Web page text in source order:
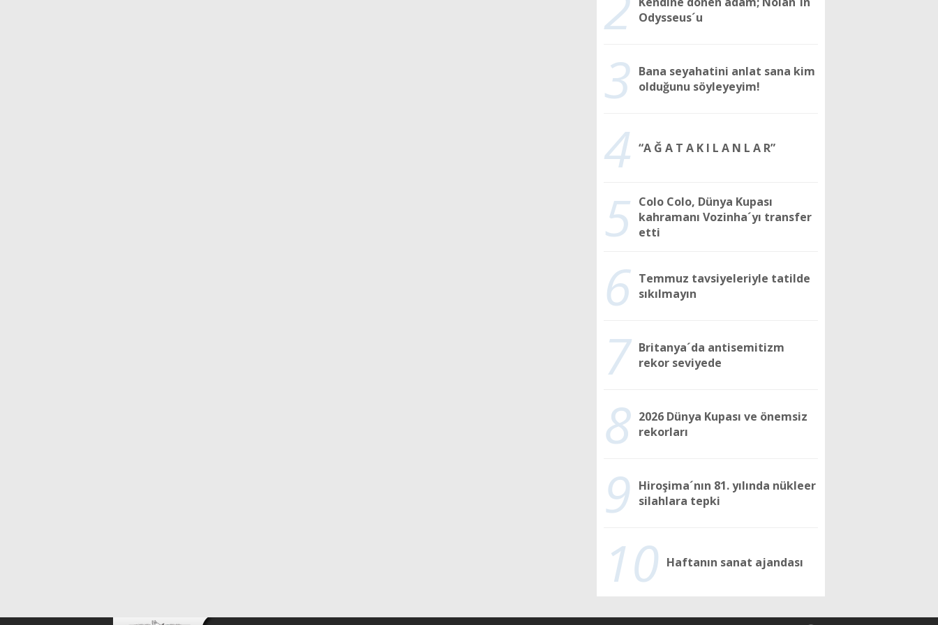
Odysseus´u
3 Bana seyahatini anlat sana kim
olduğunu söyleyeyim!
4 “A Ğ A T A K I L A N L A R”
5 Colo Colo, Dünya Kupası
kahramanı Vozinha´yı transfer
etti
6 Temmuz tavsiyeleriyle tatilde
sıkılmayın
7 Britanya´da antisemitizm
rekor seviyede
8 2026 Dünya Kupası ve önemsiz
rekorları
9
Hiroşima´nın 81. yılında nükleer
silahlara tepki
10 Haftanın sanat ajandası